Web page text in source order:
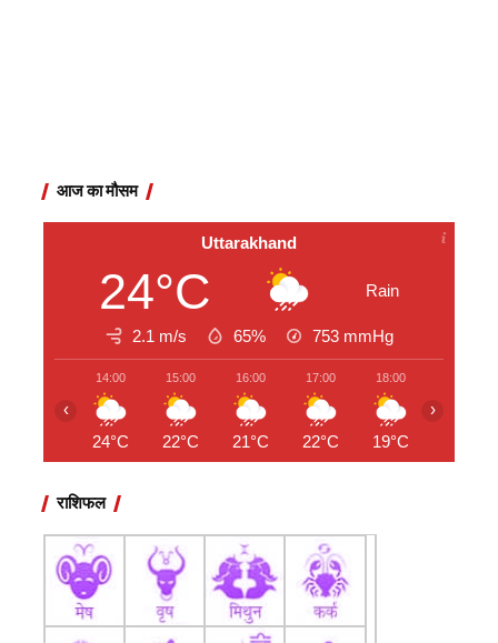
आज का मौसम
Uttarakhand
24°C Rain
2.1 m/s 65% 753 mmHg
14:00
24°C
15:00
22°C
16:00
21°C
17:00
22°C
18:00
19°C
‹ ›
राशिफल